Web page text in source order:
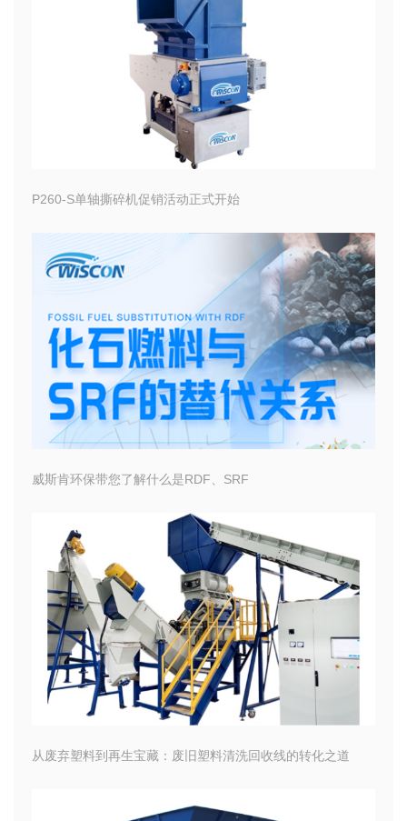
P260-S单轴撕碎机促销活动正式开始
威斯肯环保带您了解什么是RDF、SRF
从废弃塑料到再生宝藏：废旧塑料清洗回收线的转化之道